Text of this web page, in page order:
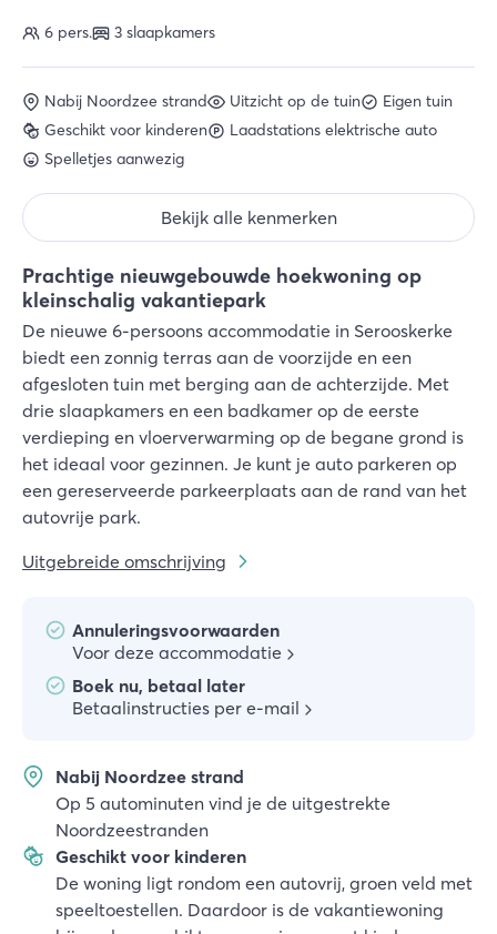
Prachtige nieuwgebouwde hoekwoning op
kleinschalig vakantiepark
De nieuwe 6-persoons accommodatie in Serooskerke
biedt een zonnig terras aan de voorzijde en een
afgesloten tuin met berging aan de achterzijde. Met
drie slaapkamers en een badkamer op de eerste
verdieping en vloerverwarming op de begane grond is
het ideaal voor gezinnen. Je kunt je auto parkeren op
een gereserveerde parkeerplaats aan de rand van het
autovrije park.
Uitgebreide omschrijving
Annuleringsvoorwaarden
Voor deze accommodatie
Boek nu, betaal later
Betaalinstructies per e-mail
Nabij Noordzee strand
Op 5 autominuten vind je de uitgestrekte
Noordzeestranden
Geschikt voor kinderen
De woning ligt rondom een autovrij, groen veld met
speeltoestellen. Daardoor is de vakantiewoning
Nabij Noordzee strand Uitzicht op de tuin
Eigen tuin
Geschikt voor kinderen
Laadstations elektrische auto
Spelletjes aanwezig
Bekijk alle kenmerken
6 pers. 3 slaapkamers